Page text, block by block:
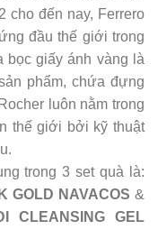
cho đến nay, Ferrero
đầu thế giới trong
bọc giấy ánh vàng là
phẩm, chứa đựng
luôn nằm trong
thế giới bởi kỹ thuật
trong 3 set quà là:
GOLD NAVACOS &
CLEANSING GEL